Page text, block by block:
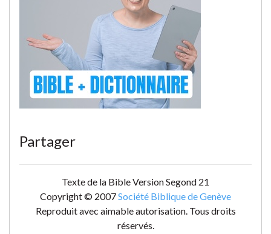
Partager
Texte de la Bible Version Segond 21
Copyright © 2007Société Biblique de Genève
Reproduit avec aimable autorisation. Tous droits
réservés.